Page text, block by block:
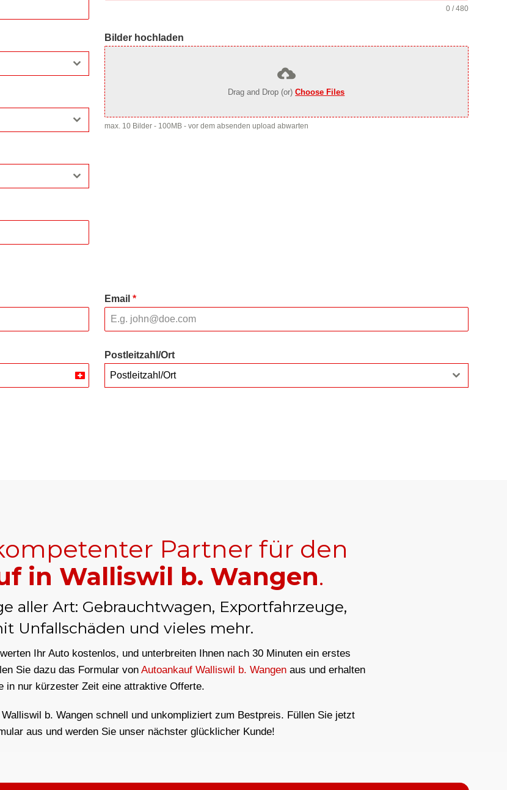
0 / 480
Bilder hochladen
Drag and Drop (or)Choose Files
max. 10 Bilder - 100MB - vor dem absenden upload abwarten
Email *
Switzerland
Postleitzahl/Ort
Postleitzahl/Ort
Partner für den
in Walliswil b. Wangen.
aller Art: Gebrauchtwagen, Exportfahrzeuge,
Unfallschäden und vieles mehr.
Ihr Auto kostenlos, und unterbreiten Ihnen nach 30 Minuten ein erstes
Sie dazu das Formular von Autoankauf Walliswil b. Wangenaus und erhalten
in nur kürzester Zeit eine attraktive Offerte.
b. Wangen schnell und unkompliziert zum Bestpreis. Füllen Sie jetzt
aus und werden Sie unser nächster glücklicher Kunde!